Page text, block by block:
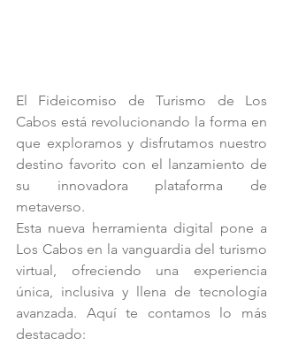
El Fideicomiso de Turismo de Los
Cabos está revolucionando la forma en
que exploramos y disfrutamos nuestro
destino favorito con el lanzamiento de
su innovadora plataforma de
metaverso.
Esta nueva herramienta digital pone a
Los Cabos en la vanguardia del turismo
virtual, ofreciendo una experiencia
única, inclusiva y llena de tecnología
avanzada. Aquí te contamos lo más
destacado: